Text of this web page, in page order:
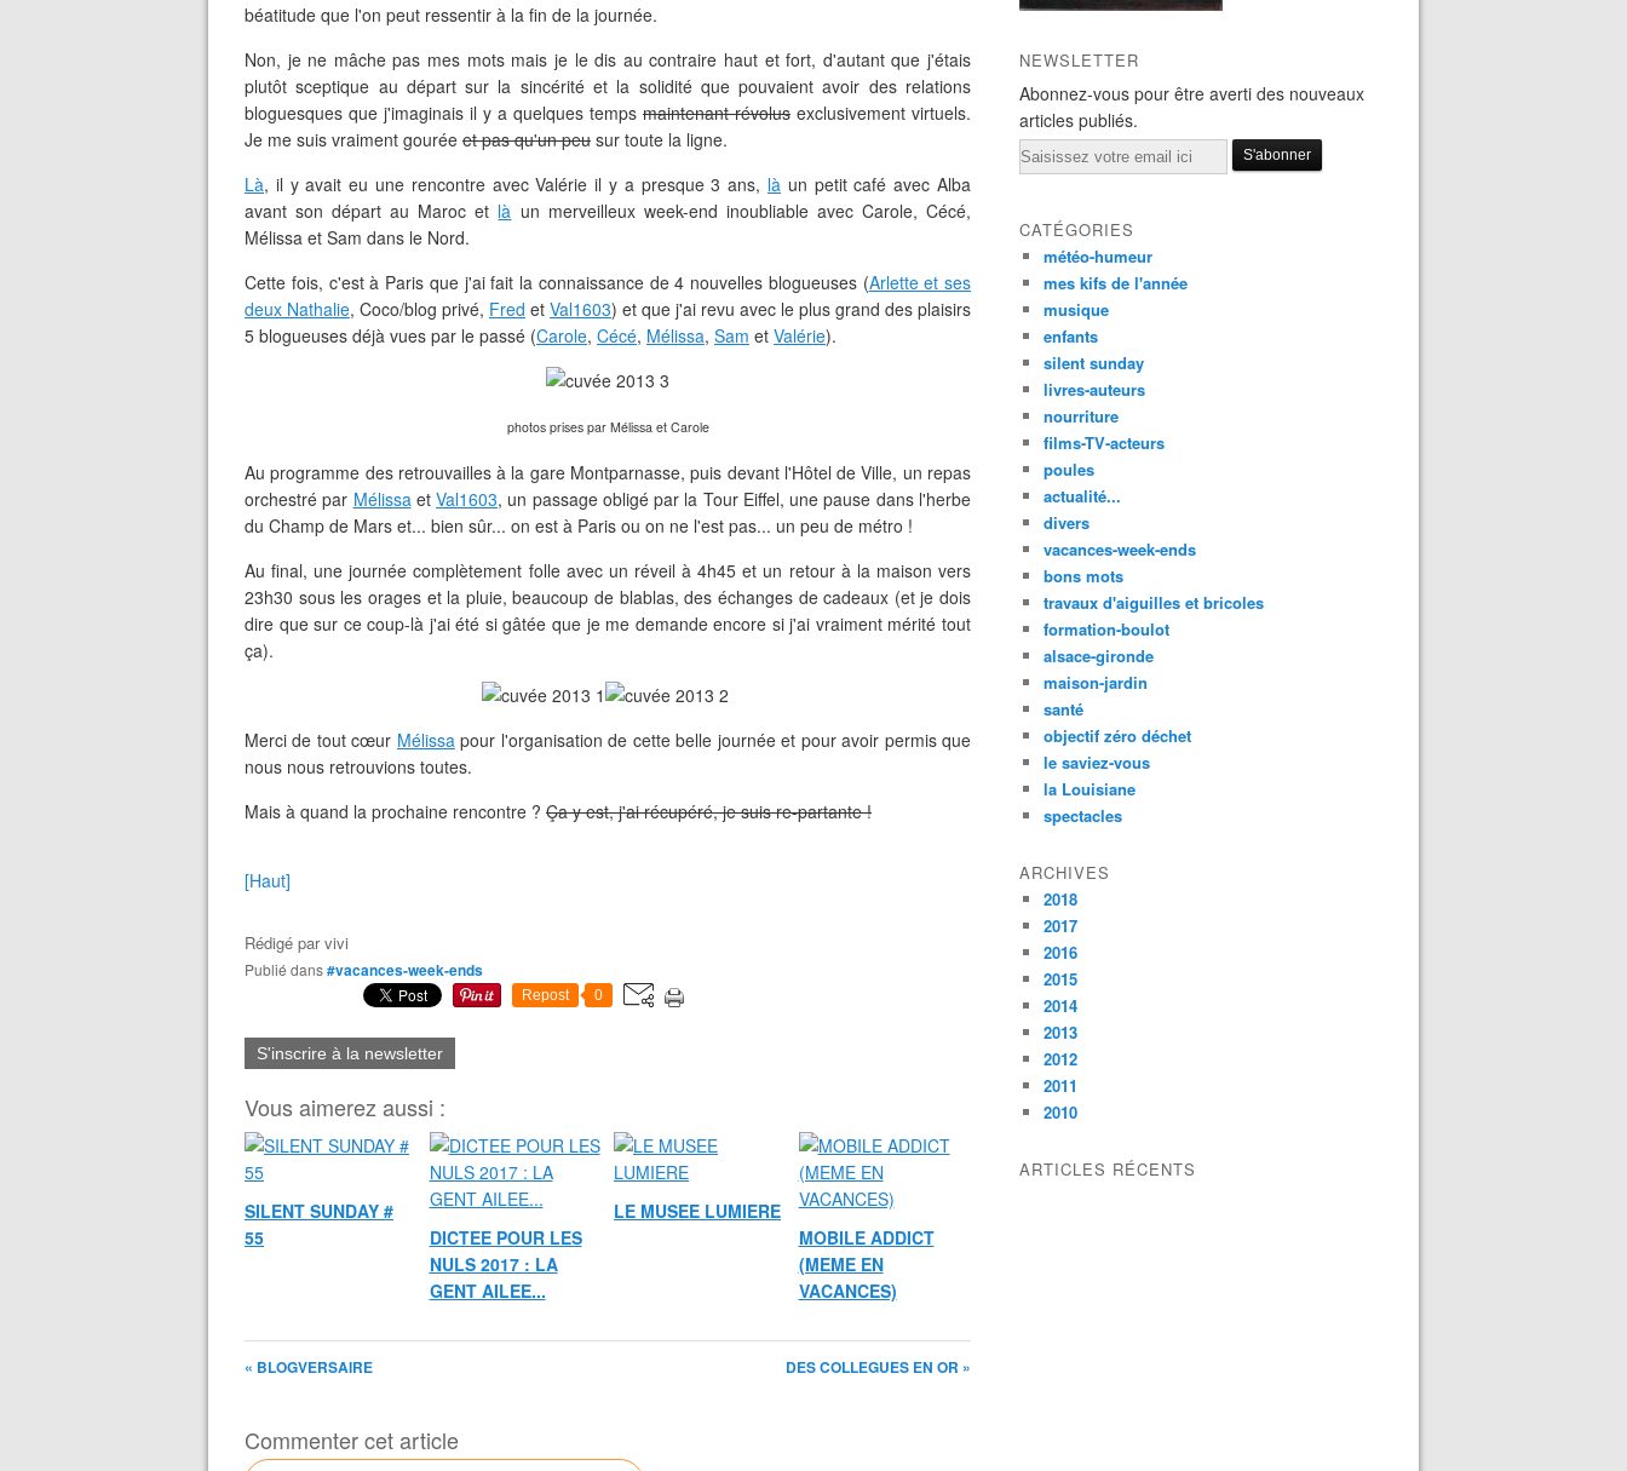
béatitude que l'on peut ressentir à la fin de la journée.
Non, je ne mâche pas mes mots mais je le dis au contraire haut et fort, d'autant que j'étais
plutôt sceptique au départ sur la sincérité et la solidité que pouvaient avoir des relations
bloguesques que j'imaginais il y a quelques temps maintenant révolus exclusivement virtuels.
Je me suis vraiment gourée et pas qu'un peu sur toute la ligne.
Là, il y avait eu une rencontre avec Valérie il y a presque 3 ans, là un petit café avec Alba
avant son départ au Maroc et là un merveilleux week-end inoubliable avec Carole, Cécé,
Mélissa et Sam dans le Nord.
Cette fois, c'est à Paris que j'ai fait la connaissance de 4 nouvelles blogueuses (Arlette et ses
deux Nathalie, Coco/blog privé, Fred et Val1603) et que j'ai revu avec le plus grand des plaisirs
5 blogueuses déjà vues par le passé (Carole, Cécé, Mélissa, Sam et Valérie).
photos prises par Mélissa et Carole
Au programme des retrouvailles à la gare Montparnasse, puis devant l'Hôtel de Ville, un repas
orchestré par MélissaetVal1603, un passage obligé par la Tour Eiffel, une pause dans l'herbe
du Champ de Mars et... bien sûr... on est à Paris ou on ne l'est pas... un peu de métro !
Au final, une journée complètement folle avec un réveil à 4h45 et un retour à la maison vers
23h30 sous les orages et la pluie, beaucoup de blablas, des échanges de cadeaux (et je dois
dire que sur ce coup-là j'ai été si gâtée que je me demande encore si j'ai vraiment mérité tout
ça).
Merci de tout cœur Mélissapour l'organisation de cette belle journée et pour avoir permis que
nous nous retrouvions toutes.
Mais à quand la prochaine rencontre ? Ça y est, j'ai récupéré, je suis re-partante !
[Haut]
Rédigé parvivi
Publié dans#vacances-week-ends
Repost 0
S'inscrire à la newsletter
Vous aimerez aussi :
SILENT SUNDAY #
55
DICTEE POUR LES
NULS 2017 : LA
GENT AILEE...
LE MUSEE LUMIERE
MOBILE ADDICT
(MEME EN
VACANCES)
« BLOGVERSAIRE DES COLLEGUES EN OR »
Commenter cet article
NEWSLETTER
Abonnez-vous pour être averti des nouveaux
articles publiés.
Email
CATÉGORIES
météo-humeur
mes kifs de l'année
musique
enfants
silent sunday
livres-auteurs
nourriture
films-TV-acteurs
poules
actualité...
divers
vacances-week-ends
bons mots
travaux d'aiguilles et bricoles
formation-boulot
alsace-gironde
maison-jardin
santé
objectif zéro déchet
le saviez-vous
la Louisiane
spectacles
ARCHIVES
2018
2017
2016
2015
2014
2013
2012
2011
2010
ARTICLES RÉCENTS